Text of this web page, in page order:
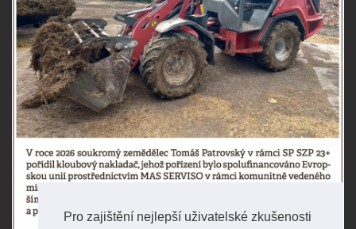
Pro zajištění nejlepší uživatelské zkušenosti